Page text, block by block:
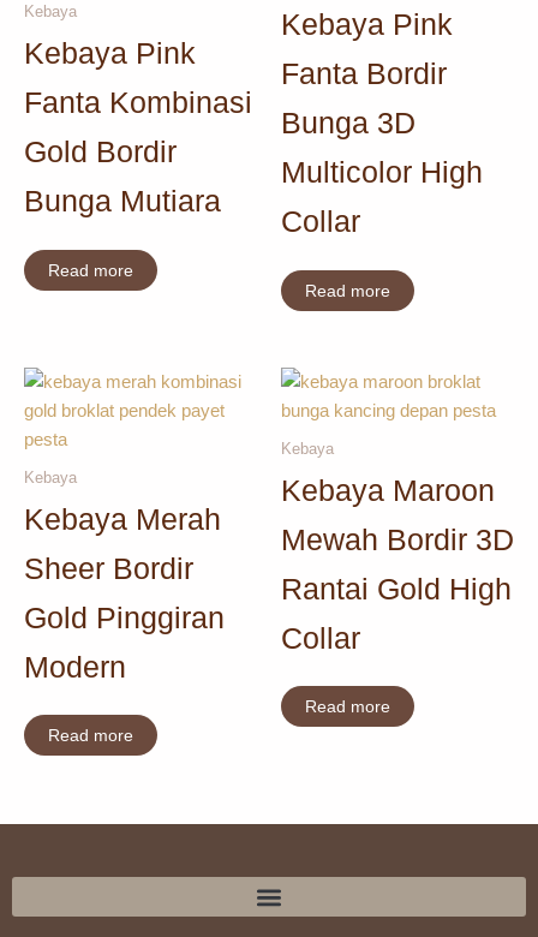
Kebaya
Kebaya Pink
Fanta Kombinasi
Gold Bordir
Bunga Mutiara
Read more
Kebaya Pink
Fanta Bordir
Bunga 3D
Multicolor High
Collar
Read more
Kebaya
Kebaya Merah
Sheer Bordir
Gold Pinggiran
Modern
Read more
Kebaya
Kebaya Maroon
Mewah Bordir 3D
Rantai Gold High
Collar
Read more